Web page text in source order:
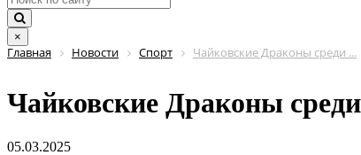
×
Главная Новости Спорт Чайковские Драконы среди ...
Чайковские Драконы
05.03.2025